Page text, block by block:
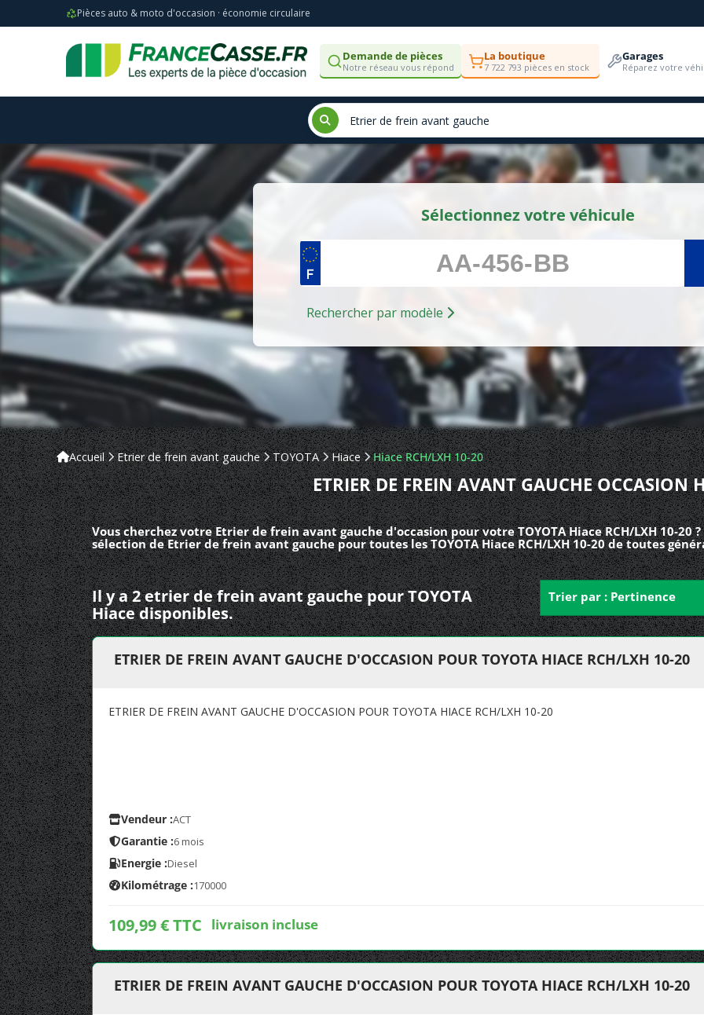
Pièces auto & moto d'occasion · économie circulaire
Demande de pièces
Notre réseau vous répond
La boutique
7 722 793 pièces en stock
Garages
Réparez votre
Sélectionnez votre véhicule
Rechercher par modèle
Accueil Etrier de frein avant gauche TOYOTA Hiace Hiace RCH/LXH 10-20
ETRIER DE FREIN AVANT GAUCHE OCCASION
Vous cherchez votre Etrier de frein avant gauche d'occasion pour votre TOYOTA Hiace RCH/LXH 10-20 ?
sélection de Etrier de frein avant gauche pour toutes les TOYOTA Hiace RCH/LXH 10-20 de toutes
Il y a 2 etrier de frein avant gauche pour TOYOTA
Hiace disponibles.
Trier par : Pertinence
ETRIER DE FREIN AVANT GAUCHE D'OCCASION POUR TOYOTA HIACE RCH/LXH 10-20
ETRIER DE FREIN AVANT GAUCHE D'OCCASION POUR TOYOTA HIACE RCH/LXH 10-20
Vendeur :ACT
Garantie :6 mois
Energie :Diesel
Kilométrage :170000
109,99 € TTC livraison incluse
ETRIER DE FREIN AVANT GAUCHE D'OCCASION POUR TOYOTA HIACE RCH/LXH 10-20